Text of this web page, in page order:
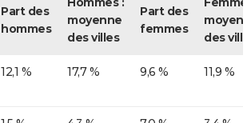
Part des
hommes
moyenne
des villes
Part des
femmes
des
12,1 % 17,7 % 9,6 % 11,9 %